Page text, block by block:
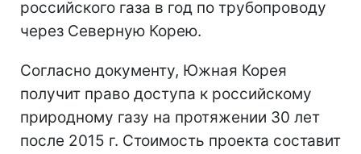
российского газа в год по трубопроводу
через Северную Корею.
Согласно документу, Южная Корея
получит право доступа к российскому
природному газу на протяжении 30 лет
после 2015 г. Стоимость проекта составит